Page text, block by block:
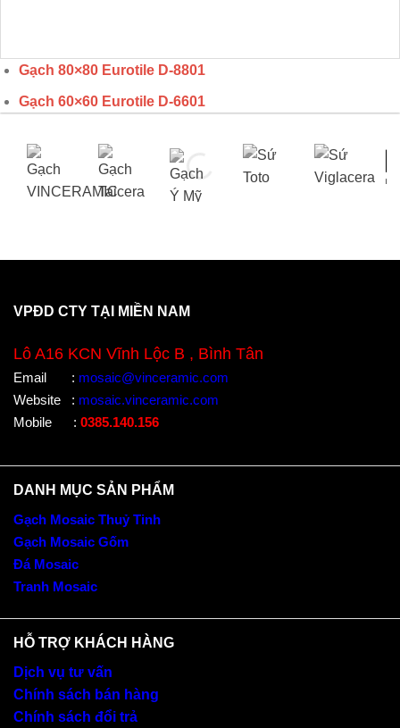
Gạch 80×80 EurotileD-8801
Gạch 60×60 Eurotile D-6601
VPĐD CTY TẠI MIỀN NAM
Lô A16 KCN Vĩnh Lộc B , Bình Tân
Email : mosaic@vinceramic.com
Website
: mosaic.vinceramic.com
Mobile
: 0385.140.156
DANH MỤC SẢN PHẨM
Gạch Mosaic Thuỷ Tinh
Gạch Mosaic Gốm
Đá Mosaic
Tranh Mosaic
HỖ TRỢ KHÁCH HÀNG
Dịch vụ tư vấn
Chính sách bán hàng
Chính sách đổi trả